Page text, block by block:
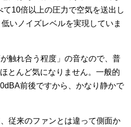
て10倍以上の圧力で空気を送出し
いノイズレベルを実現していま
触れ合う程度」の音なので、普
とんど気になりません。一般的
前後ですから、かなり静かで
従来のファンとは違って側面か